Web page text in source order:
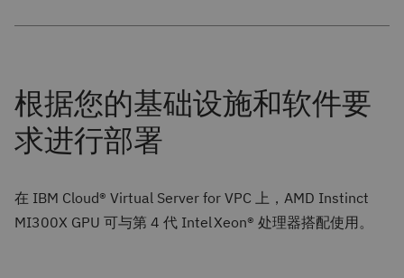
在 IBM Cloud® Virtual Server for VPC 上，AMD Instinct
MI300X GPU 可与第 4 代 IntelXeon® 处理器搭配使用。